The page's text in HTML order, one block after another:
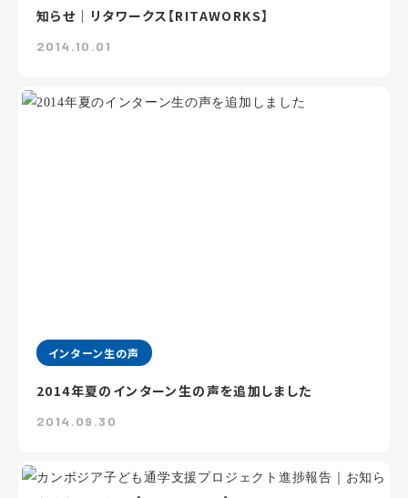
知らせ｜リタワークス【RITAWORKS】
2014.10.01
インターン生の声
2014年夏のインターン生の声を追加しました
2014.09.30